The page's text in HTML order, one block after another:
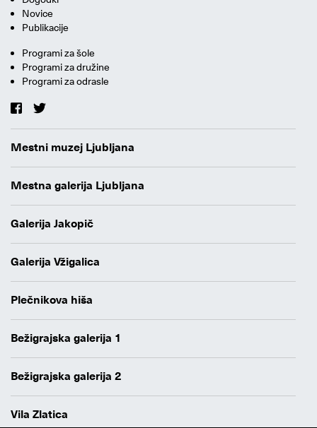
Novice
Publikacije
Programi za šole
Programi za družine
Programi za odrasle
Mestni muzej Ljubljana
Mestna galerija Ljubljana
Galerija Jakopič
Galerija Vžigalica
Plečnikova hiša
Bežigrajska galerija 1
Bežigrajska galerija 2
Vila Zlatica